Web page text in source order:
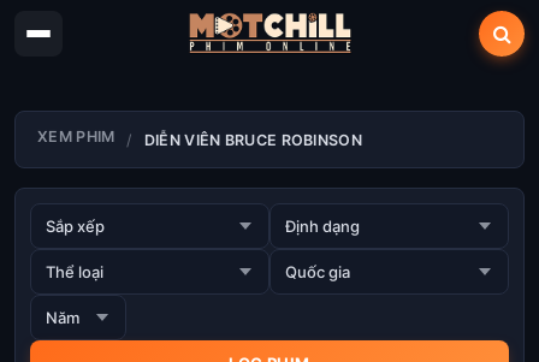
XEM PHIM DIỄN VIÊN BRUCE ROBINSON